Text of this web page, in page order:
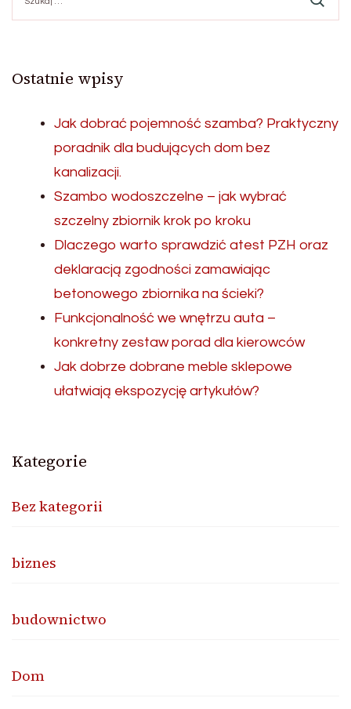
Ostatnie wpisy
Jak dobrać pojemność szamba? Praktyczny
poradnik dla budujących dom bez
kanalizacji.
Szambo wodoszczelne – jak wybrać
szczelny zbiornik krok po kroku
Dlaczego warto sprawdzić atest PZH oraz
deklaracją zgodności zamawiając
betonowego zbiornika na ścieki?
Funkcjonalność we wnętrzu auta –
konkretny zestaw porad dla kierowców
Jak dobrze dobrane meble sklepowe
ułatwiają ekspozycję artykułów?
Kategorie
Bez kategorii
biznes
budownictwo
Dom